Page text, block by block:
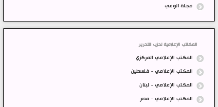
مجلة الوعي
المكاتب الإعلامية لحزب التحرير
المكتب الإعلامي المركزي
المكتب الإعلامي - فلسطين
المكتب الإعلامي - لبنان
المكتب الإعلامي - مصر